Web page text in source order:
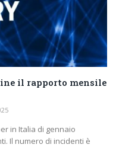
il rapporto mensile
in Italia di gennaio
Il numero di incidenti è